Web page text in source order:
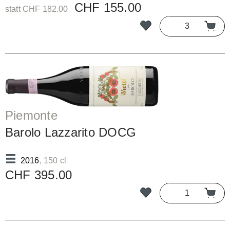
statt CHF 182.00 CHF 155.00
Piemonte
Barolo Lazzarito DOCG
2016, 150 cl
CHF 395.00